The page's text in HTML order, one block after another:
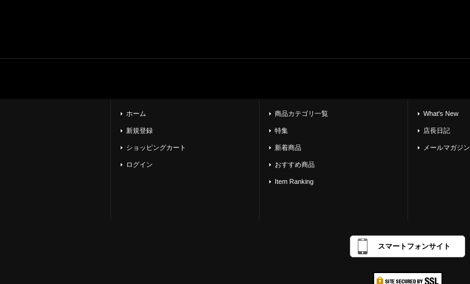
ホーム
新規登録
ショッピングカート
ログイン
商品カテゴリ一覧
特集
新着商品
おすすめ商品
Item Ranking
What's New
店長日記
メールマガジン
スマートフォンサイト